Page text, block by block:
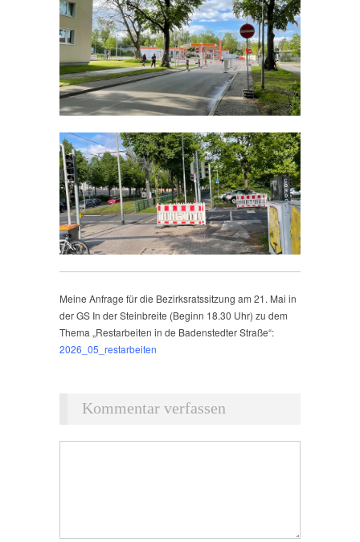
Meine Anfrage für die Bezirksratssitzung am 21. Mai in
der GS In der Steinbreite (Beginn 18.30 Uhr) zu dem
Thema „Restarbeiten in de Badenstedter Straße“:
2026_05_restarbeiten
Kommentar verfassen